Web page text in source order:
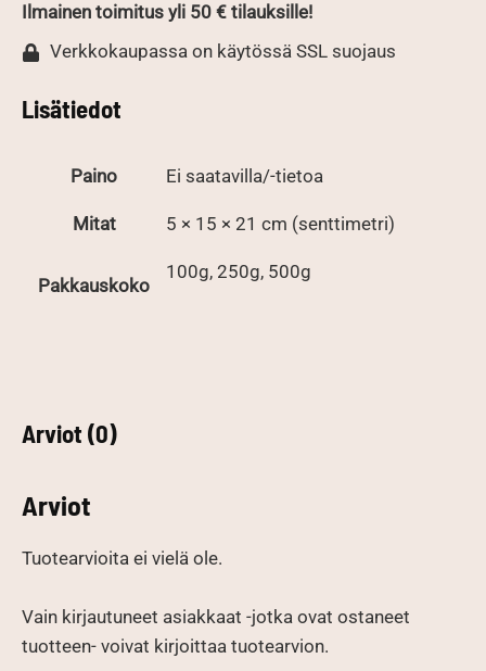
Ilmainen toimitus yli 50 € tilauksille!
Verkkokaupassa on käytössä SSL suojaus
Lisätiedot
Paino Ei saatavilla/-tietoa
Mitat 5 × 15 × 21 cm (senttimetri)
Pakkauskoko
100g, 250g, 500g
Arviot (0)
Arviot
Tuotearvioita ei vielä ole.
Vain kirjautuneet asiakkaat -jotka ovat ostaneet
tuotteen- voivat kirjoittaa tuotearvion.